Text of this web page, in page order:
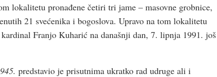
lokalitetu pronađene četiri tri jame – masovne grobnice,
21 svećenika i bogoslova. Upravo na tom lokalitetu
Franjo Kuharić na današnji dan, 7. lipnja 1991. još
predstavio je prisutnima ukratko rad udruge ali i